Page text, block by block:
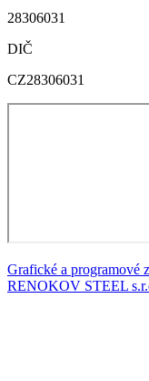
28306031
DIČ
CZ28306031
Grafické a programové
RENOKOV STEEL